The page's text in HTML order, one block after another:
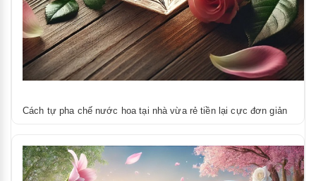
Cách tự pha chế nước hoa tại nhà vừa rẻ tiền lại cực đơn giản